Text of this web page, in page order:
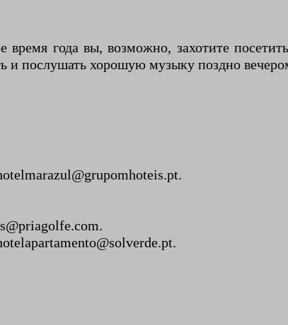
время года вы, возможно, захотите
и послушать хорошую музыку поздно